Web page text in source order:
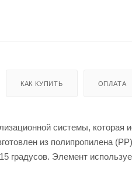
КАК КУПИТЬ ОПЛАТА
системы, которая
из полипропилена
градусов. Элемент